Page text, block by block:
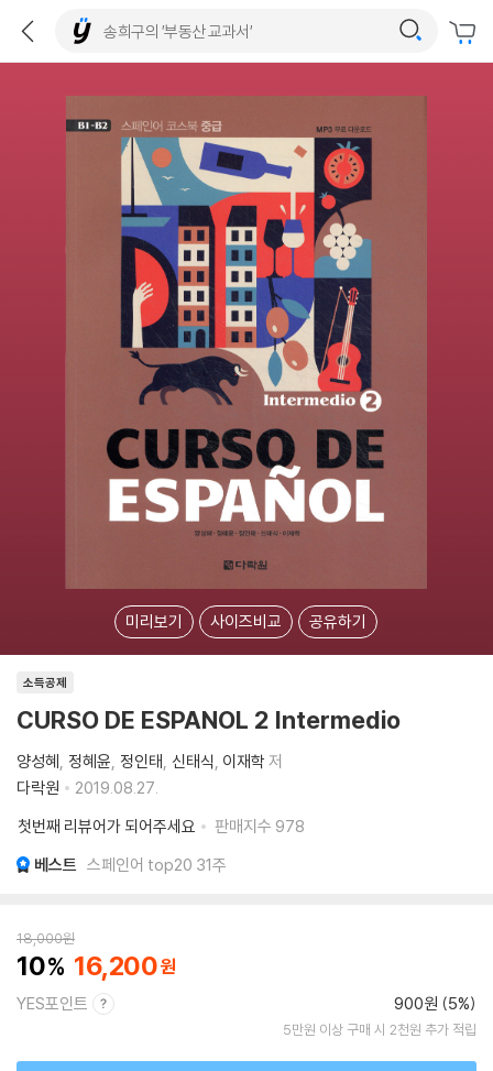
미리보기 사이즈비교 공유하기
소득공제
CURSO DE ESPANOL 2 Intermedio
양성혜 정혜윤 정인태 신태식 이재학 저
다락원
2019.08.27.
첫번째 리뷰어가 되어주세요
판매지수 978
베스트 스페인어 top20 31주
18,000원
10 16,200
YES포인트 900원 (5%)
5만원 이상 구매 시 2천원 추가 적립